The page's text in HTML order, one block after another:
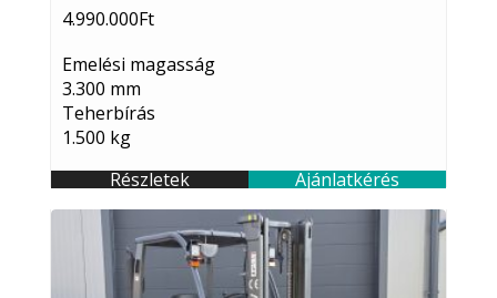
4.990.000Ft
Emelési magasság
3.300 mm
Teherbírás
1.500 kg
Részletek
Ajánlatkérés